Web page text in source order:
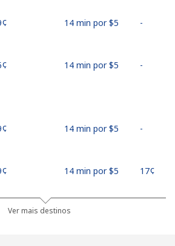
14 min por ⁦$5⁩ -
14 min por ⁦$5⁩ -
14 min por ⁦$5⁩ -
14 min por ⁦$5⁩ ⁦17¢⁩
The Grenadines
Ver mais destinos